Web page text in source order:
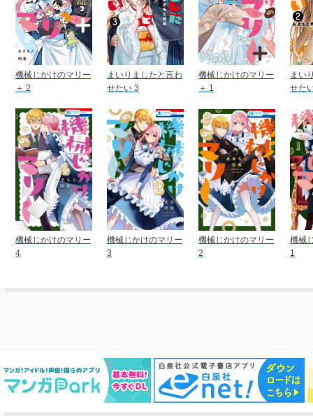
機械じかけのマリー
＋ 2
まいりましたと言わ
せたい 3
機械じかけのマリー
＋ 1
まい
せた
機械じかけのマリー
4
機械じかけのマリー
3
機械じかけのマリー
2
機械
1